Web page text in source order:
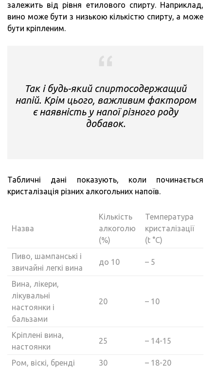
залежить від рівня етилового спирту. Наприклад,
вино може бути з низькою кількістю спирту, а може
бути кріпленим.
Так і будь-який спиртосодержащий
напій. Крім цього, важливим фактором
є наявність у напої різного роду
добавок.
Табличні дані показують, коли починається
кристалізація різних алкогольних напоїв.
Назва
Кількість
алкоголю
(%)
Температура
кристалізації
(t °C)
Пиво, шампанські і
звичайні легкі вина
до 10 – 5
Вина, лікери,
лікувальні
настоянки і
бальзами
20 – 10
Кріплені вина,
настоянки
25 – 14-15
Ром, віскі, бренді 30
– 18-20